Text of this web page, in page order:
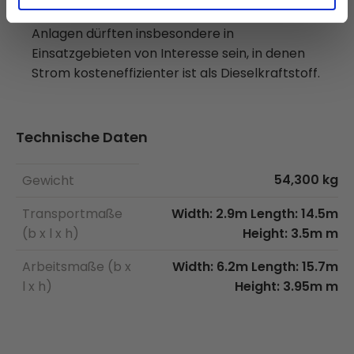
Energiequelle sie nutzen möchten. Hybrid-
Anlagen dürften insbesondere in
Einsatzgebieten von Interesse sein, in denen
Strom kosteneffizienter ist als Dieselkraftstoff.
Technische Daten
Gewicht
54,300 kg
Transportmaße
(b x l x h)
Width: 2.9m Length: 14.5m
Height: 3.5m m
Arbeitsmaße (b x
l x h)
Width: 6.2m Length: 15.7m
Height: 3.95m m